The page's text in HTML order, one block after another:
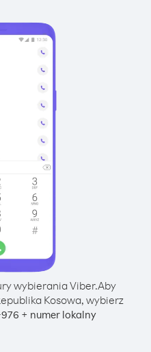
wybierania Viber.Aby
Kosowa, wybierz
976 + numer lokalny